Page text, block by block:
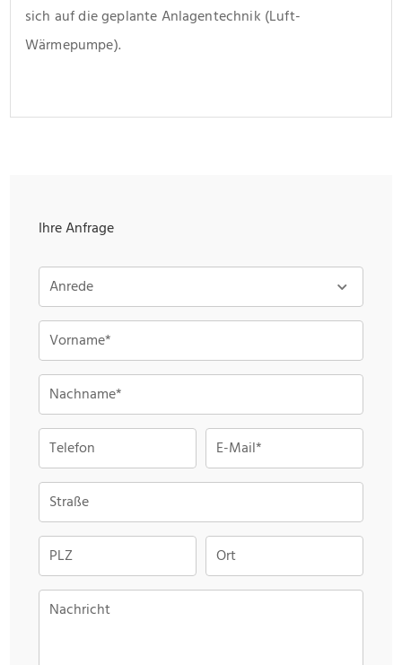
sich auf die geplante Anlagentechnik (Luft-
Wärmepumpe).
Ihre Anfrage
Anrede
Vorname*
Nachname*
Telefon E-Mail*
Straße
PLZ Ort
Nachricht